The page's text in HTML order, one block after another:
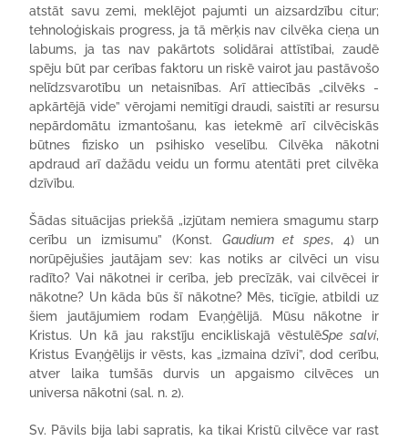
atstāt savu zemi, meklējot pajumti un aizsardzību citur;
tehnoloģiskais progress, ja tā mērķis nav cilvēka cieņa un
labums, ja tas nav pakārtots solidārai attīstībai, zaudē
spēju būt par cerības faktoru un riskē vairot jau pastāvošo
nelīdzsvarotību un netaisnības. Arī attiecībās „cilvēks -
apkārtējā vide” vērojami nemitīgi draudi, saistīti ar resursu
nepārdomātu izmantošanu, kas ietekmē arī cilvēciskās
būtnes fizisko un psihisko veselību. Cilvēka nākotni
apdraud arī dažādu veidu un formu atentāti pret cilvēka
dzīvību.
Šādas situācijas priekšā „izjūtam nemiera smagumu starp
cerību un izmisumu” (Konst. Gaudium et spes, 4) un
norūpējušies jautājam sev: kas notiks ar cilvēci un visu
radīto? Vai nākotnei ir cerība, jeb precīzāk, vai cilvēcei ir
nākotne? Un kāda būs šī nākotne? Mēs, ticīgie, atbildi uz
šiem jautājumiem rodam Evaņģēlijā. Mūsu nākotne ir
Kristus. Un kā jau rakstīju encikliskajā vēstulēSpe salvi,
Kristus Evaņģēlijs ir vēsts, kas „izmaina dzīvi”, dod cerību,
atver laika tumšās durvis un apgaismo cilvēces un
universa nākotni (sal. n. 2).
Sv. Pāvils bija labi sapratis, ka tikai Kristū cilvēce var rast